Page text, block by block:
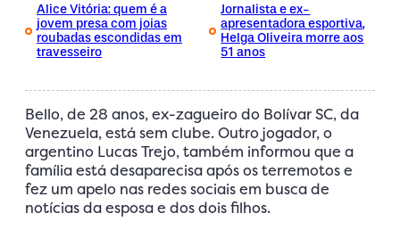
Alice Vitória: quem é a
jovem presa com joias
roubadas escondidas em
travesseiro
Jornalista e ex-
apresentadora esportiva,
Helga Oliveira morre aos
51 anos
Bello, de 28 anos, ex-zagueiro do Bolívar SC, da
Venezuela, está sem clube. Outro jogador, o
argentino Lucas Trejo, também informou que a
família está desaparecisa após os terremotos e
fez um apelo nas redes sociais em busca de
notícias da esposa e dos dois filhos.